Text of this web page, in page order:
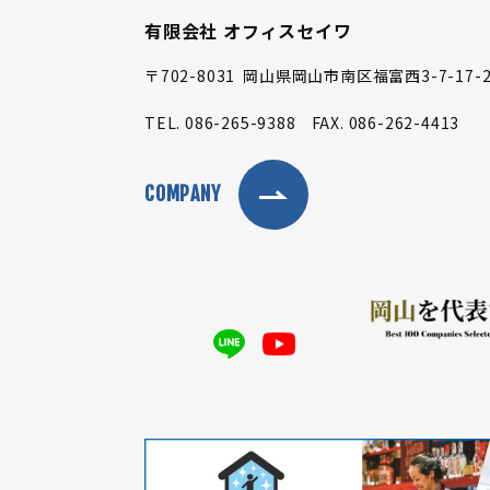
有限会社 オフィスセイワ
〒702-8031 岡山県岡山市南区福富西3-7-17-
TEL. 086-265-9388 FAX. 086-262-4413
COMPANY